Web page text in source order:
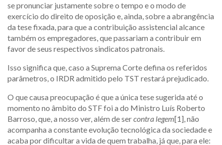
se pronunciar justamente sobre o tempo e o modo de
exercício do direito de oposição e, ainda, sobre a abrangência
da tese fixada, para que a contribuição assistencial alcance
também os empregadores, que passariam a contribuir em
favor de seus respectivos sindicatos patronais.
Isso significa que, caso a Suprema Corte defina os referidos
parâmetros, o IRDR admitido pelo TST restará prejudicado.
O que causa preocupação é que a única tese sugerida até o
momento no âmbito do STF foi a do Ministro Luís Roberto
Barroso, que, a nosso ver, além de sercontra legem[1], não
acompanha a constante evolução tecnológica da sociedade e
acaba por dificultar a vida de quem trabalha, já que, para ele: